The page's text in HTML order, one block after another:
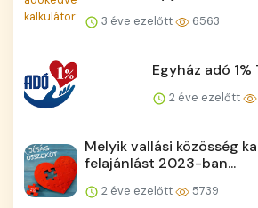
3 éve ezelőtt 6563
Egyház adó
2 éve ezelőtt
Melyik vallási közösség
felajánlást 2023-ban...
2 éve ezelőtt 5739